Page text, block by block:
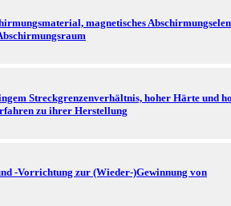
magnetisches
Streckgrenzenverhältnis, hoher Härte und
zu ihrer Herstellung
-Vorrichtung zur (Wieder-)Gewinnung von